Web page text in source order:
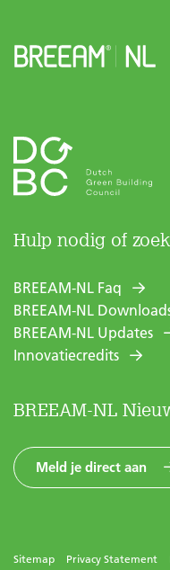
Hulp nodig of
BREEAM-NL Faq
BREEAM-NL
BREEAM-NL Updates
Innovatiecredits
BREEAM-NL
Meld je direct aan
Sitemap Privacy Statement